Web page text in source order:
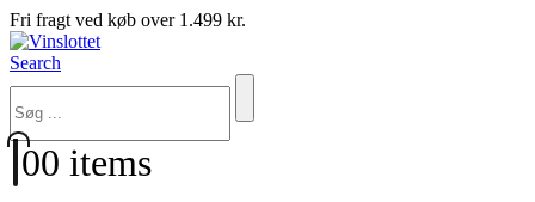
Fri fragt ved køb over 1.499 kr.
Search
00 items